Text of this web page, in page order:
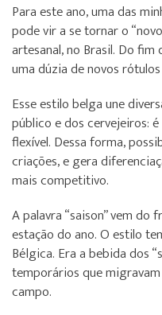
Para este ano, uma das
pode vir a se tornar o
artesanal, no Brasil. Do
uma dúzia de novos
Esse estilo belga une
público e dos cervejeiros:
flexível. Dessa forma,
criações, e gera
mais competitivo.
A palavra “saison” vem
estação do ano. O estilo
Bélgica. Era a bebida dos
temporários que
campo.